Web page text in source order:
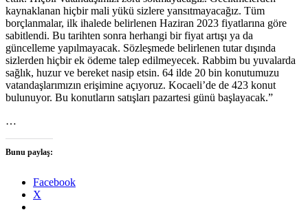
kaynaklanan hiçbir mali yükü sizlere yansıtmayacağız. Tüm
borçlanmalar, ilk ihalede belirlenen Haziran 2023 fiyatlarına göre
sabitlendi. Bu tarihten sonra herhangi bir fiyat artışı ya da
güncelleme yapılmayacak. Sözleşmede belirlenen tutar dışında
sizlerden hiçbir ek ödeme talep edilmeyecek. Rabbim bu yuvalarda
sağlık, huzur ve bereket nasip etsin. 64 ilde 20 bin konutumuzu
vatandaşlarımızın erişimine açıyoruz. Kocaeli’de de 423 konut
bulunuyor. Bu konutların satışları pazartesi günü başlayacak.”
…
Bunu paylaş:
Facebook
X